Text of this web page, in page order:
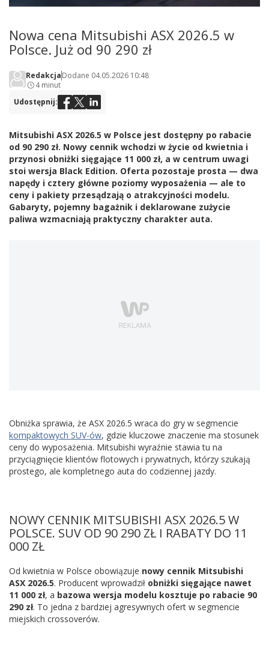
Nowa cena Mitsubishi ASX 2026.5 w
Polsce. Już od 90 290 zł
RedakcjaDodane 04.05.2026 10:48
4 minut
Udostępnij:
Mitsubishi ASX 2026.5 w Polsce jest dostępny po rabacie
od 90 290 zł. Nowy cennik wchodzi w życie od kwietnia i
przynosi obniżki sięgające 11 000 zł, a w centrum uwagi
stoi wersja Black Edition. Oferta pozostaje prosta — dwa
napędy i cztery główne poziomy wyposażenia — ale to
ceny i pakiety przesądzają o atrakcyjności modelu.
Gabaryty, pojemny bagażnik i deklarowane zużycie
paliwa wzmacniają praktyczny charakter auta.
Obniżka sprawia, że ASX 2026.5 wraca do gry w segmencie
kompaktowych SUV-ów, gdzie kluczowe znaczenie ma stosunek
ceny do wyposażenia. Mitsubishi wyraźnie stawia tu na
przyciągnięcie klientów flotowych i prywatnych, którzy szukają
prostego, ale kompletnego auta do codziennej jazdy.
NOWY CENNIK MITSUBISHI ASX 2026.5 W
POLSCE. SUV OD 90 290 ZŁ I RABATY DO 11
000 ZŁ
Od kwietnia w Polsce obowiązuje nowy cennik Mitsubishi
ASX 2026.5. Producent wprowadził obniżki sięgające nawet
11 000 zł, a bazowa wersja modelu kosztuje po rabacie 90
290 zł. To jedna z bardziej agresywnych ofert w segmencie
miejskich crossoverów.